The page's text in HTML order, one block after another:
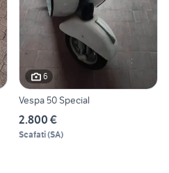
6
Vespa 50 Special
2.800 €
Scafati(SA)